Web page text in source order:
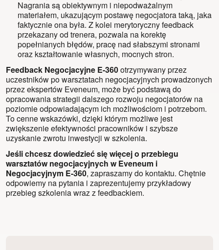
Nagrania są obiektywnym i niepodważalnym
materiałem, ukazującym postawę negocjatora taką, jaka
faktycznie ona była. Z kolei merytoryczny feedback
przekazany od trenera, pozwala na korektę
popełnianych błędów, pracę nad słabszymi stronami
oraz kształtowanie własnych, mocnych stron.
Feedback Negocjacyjne E-360otrzymywany przez
uczestników po warsztatach negocjacyjnych prowadzonych
przez ekspertów Eveneum, może być podstawą do
opracowania strategii dalszego rozwoju negocjatorów na
poziomie odpowiadającym ich możliwościom i potrzebom.
To cenne wskazówki, dzięki którym możliwe jest
zwiększenie efektywności pracowników i szybsze
uzyskanie zwrotu inwestycji w szkolenia.
Jeśli chcesz dowiedzieć się więcej o przebiegu
warsztatów negocjacyjnych w Eveneum i
Negocjacyjnym E-360, zapraszamy do kontaktu. Chętnie
odpowiemy na pytania i zaprezentujemy przykładowy
przebieg szkolenia wraz z feedbackiem.